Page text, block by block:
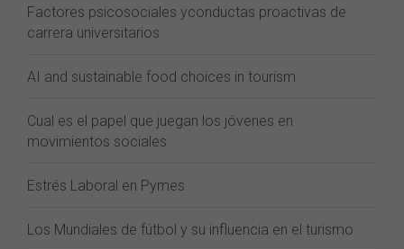
Factores psicosociales yconductas proactivas de
carrera universitarios
AI and sustainable food choices in tourism
Cual es el papel que juegan los jóvenes en
movimientos sociales
Estrés Laboral en Pymes
Los Mundiales de fútbol y su influencia en el turismo